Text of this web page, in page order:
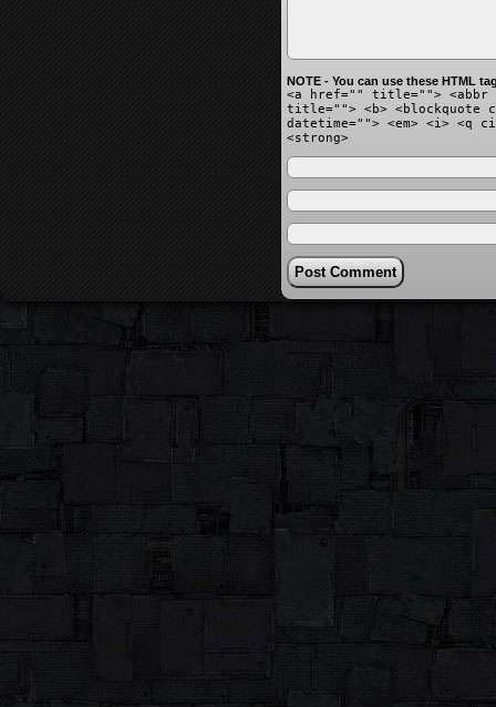
NOTE - You can use these HTML
<a href="" title=""> <abbr
title=""> <b> <blockquote
datetime=""> <em> <i> <q
<strong>